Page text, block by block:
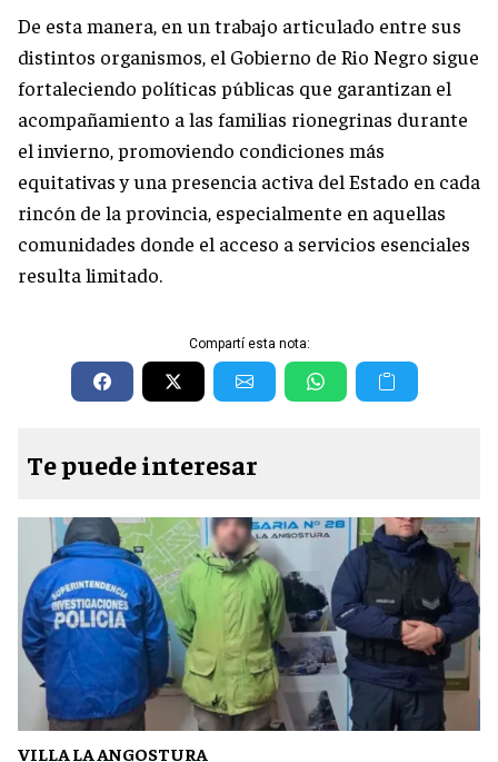
De esta manera, en un trabajo articulado entre sus
distintos organismos, el Gobierno de Rio Negro sigue
fortaleciendo políticas públicas que garantizan el
acompañamiento a las familias rionegrinas durante
el invierno, promoviendo condiciones más
equitativas y una presencia activa del Estado en cada
rincón de la provincia, especialmente en aquellas
comunidades donde el acceso a servicios esenciales
resulta limitado.
Compartí esta nota:
Te puede interesar
VILLA LA ANGOSTURA